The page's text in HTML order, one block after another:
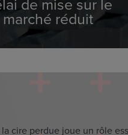
marché réduit
cire perdue joue un rôle